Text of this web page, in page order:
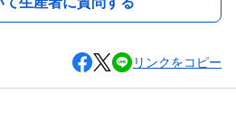
リンクをコピー